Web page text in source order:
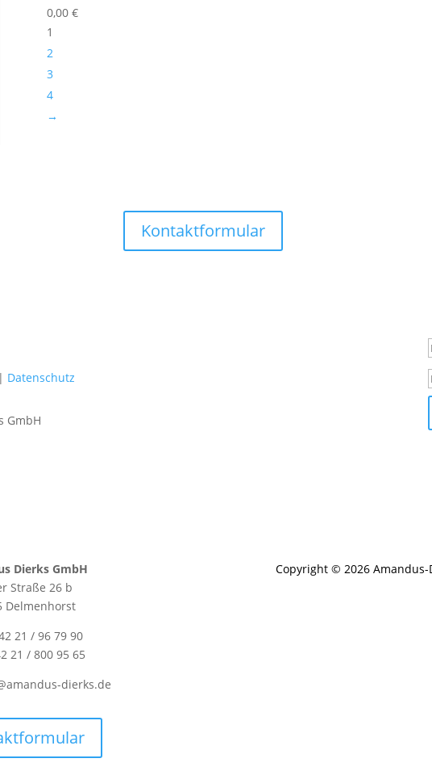
0,00 €
1
2
3
4
→
| Datenschutz
GmbH
Kontaktformular
Dierks GmbH
Straße 26 b
Delmenhorst
21 / 96 79 90
21 / 800 95 65
dierks.de
Copyright © 2026 Amandus-